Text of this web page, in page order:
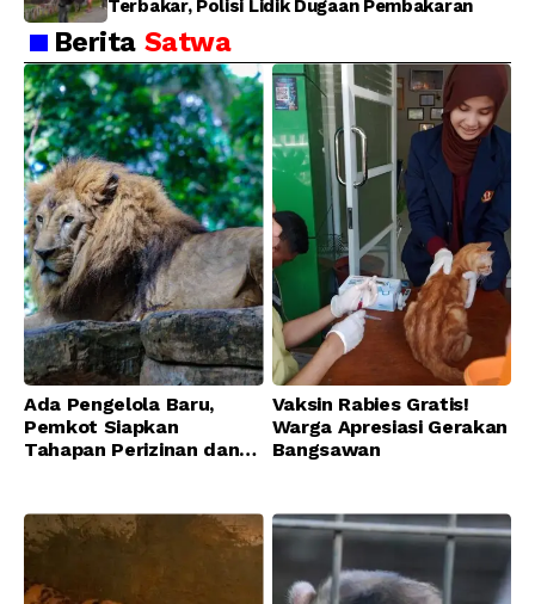
Terbakar, Polisi Lidik Dugaan Pembakaran
Berita Satwa
Ada Pengelola Baru,
Pemkot Siapkan
Tahapan Perizinan dan
Vaksin Rabies Gratis!
Warga Apresiasi Gerakan
Bangsawan